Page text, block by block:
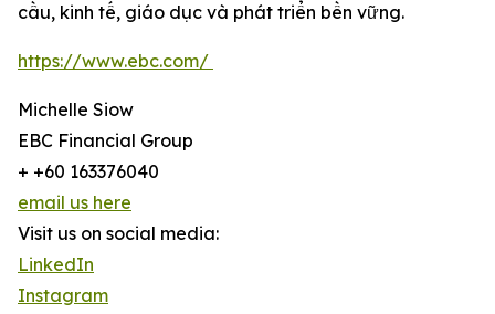
cầu, kinh tế, giáo dục và phát triển bền vững.
https://www.ebc.com/
Michelle Siow
EBC Financial Group
+ +60 163376040
email us here
Visit us on social media:
LinkedIn
Instagram